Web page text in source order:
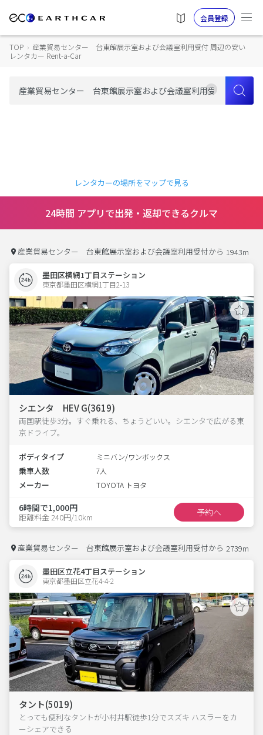
会員登録
TOP › 産業貿易センター 台東館展示室および会議室利用受付 周辺の安い
レンタカー Rent-a-Car
レンタカーの場所をマップで見る
24時間 アプリで出発・返却できるクルマ
産業貿易センター 台東館展示室および会議室利用受付から 1943m
墨田区横網1丁目ステーション
東京都墨田区横網1丁目2-13
シエンタ HEV G(3619)
両国駅徒歩3分。すぐ乗れる、ちょうどいい。シエンタで広がる東
京ドライブ。
ボディタイプ ミニバン/ワンボックス
乗車人数 7人
メーカー TOYOTA トヨタ
6時間で1,000円
距離料金 240円/10km 予約へ
産業貿易センター 台東館展示室および会議室利用受付から 2739m
墨田区立花4丁目ステーション
東京都墨田区立花4-4-2
タント(5019)
とっても便利なタントが小村井駅徒歩1分でスズキ ハスラーをカ
ーシェアできる